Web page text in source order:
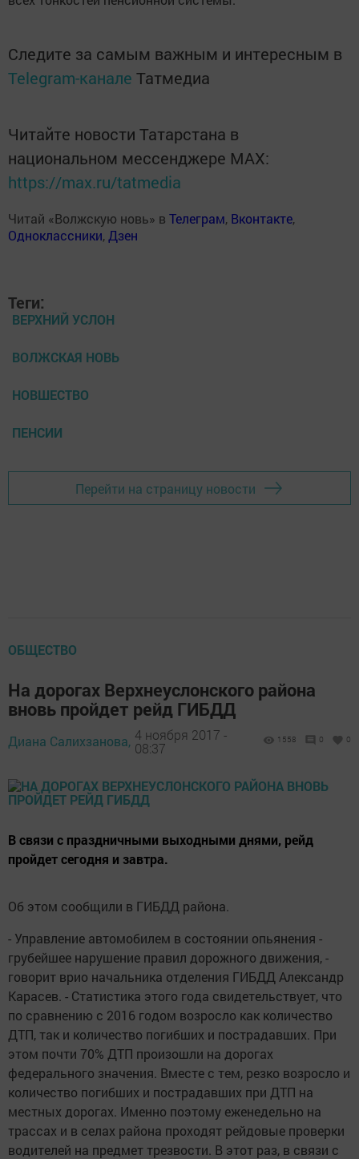
Следите за самым важным и интересным в
Telegram-канале Татмедиа
Читайте новости Татарстана в
национальном мессенджере MАХ:
https://max.ru/tatmedia
Читай «Волжскую новь» в Телеграм, Вконтакте,
Одноклассники, Дзен
Теги:
ВЕРХНИЙ УСЛОН
ВОЛЖСКАЯ НОВЬ
НОВШЕСТВО
ПЕНСИИ
Перейти на страницу новости
ОБЩЕСТВО
На дорогах Верхнеуслонского района
вновь пройдет рейд ГИБДД
Диана Салихзанова, 4 ноября 2017 -
08:37
1558 0 0
В связи с праздничными выходными днями, рейд
пройдет сегодня и завтра.
Об этом сообщили в ГИБДД района.
- Управление автомобилем в состоянии опьянения -
грубейшее нарушение правил дорожного движения, -
говорит врио начальника отделения ГИБДД Александр
Карасев. - Статистика этого года свидетельствует, что
по сравнению с 2016 годом возросло как количество
ДТП, так и количество погибших и пострадавших. При
этом почти 70% ДТП произошли на дорогах
федерального значения. Вместе с тем, резко возросло и
количество погибших и пострадавших при ДТП на
местных дорогах. Именно поэтому еженедельно на
трассах и в селах района проходят рейдовые проверки
водителей на предмет трезвости. В этот раз, в связи с